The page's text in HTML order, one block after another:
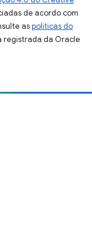
de acordo com
aspolíticas do
registrada da Oracle